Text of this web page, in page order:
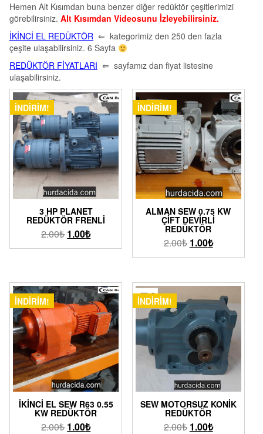
Hemen Alt Kısımdan buna benzer diğer redüktör çeşitlerimizi
görebilirsiniz. Alt Kısımdan Videosunu İzleyebilirsiniz.
İKİNCİ EL REDÜKTÖR ⇐ kategorimiz den 250 den fazla
çeşite ulaşabilirsiniz. 6 Sayfa
REDÜKTÖR FİYATLARI ⇐ sayfamız dan fiyat listesine
ulaşabilirsiniz.
İNDIRIM!
3 HP PLANET
REDÜKTÖR FRENLI
2.00₺ 1.00₺
İNDIRIM!
ALMAN SEW 0.75 KW
ÇIFT DEVIRLI
REDÜKTÖR
2.00₺ 1.00₺
İNDIRIM!
İKINCI EL SEW R63 0.55
KW REDÜKTÖR
2.00₺ 1.00₺
İNDIRIM!
SEW MOTORSUZ KONIK
REDÜKTÖR
2.00₺ 1.00₺